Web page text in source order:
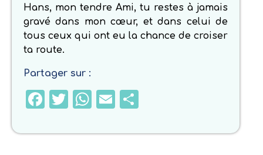
Hans, mon tendre Ami, tu restes à jamais
gravé dans mon cœur, et dans celui de
tous ceux qui ont eu la chance de croiser
ta route.
Partager sur :
Facebook
Twitter
WhatsApp
Email